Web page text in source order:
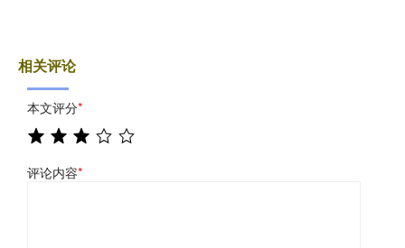
相关评论
本文评分*
评论内容*